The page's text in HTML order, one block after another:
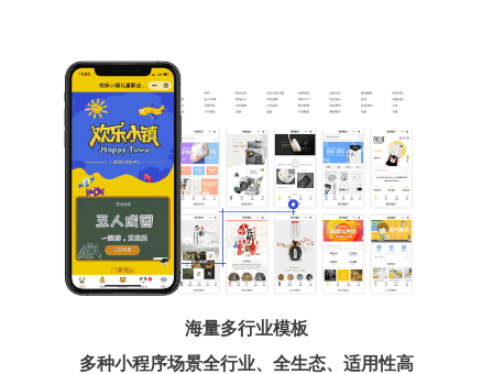
海量多行业模板
多种小程序场景全行业、全生态、适用性高